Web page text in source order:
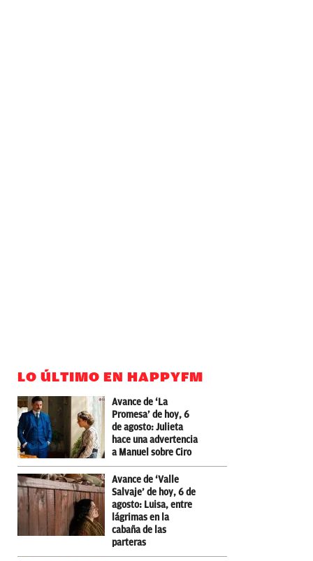
LO ÚLTIMO EN HAPPYFM
Avance de ‘La
Promesa’ de hoy, 6
de agosto: Julieta
hace una advertencia
a Manuel sobre Ciro
Avance de ‘Valle
Salvaje’ de hoy, 6 de
agosto: Luisa, entre
lágrimas en la
cabaña de las
parteras